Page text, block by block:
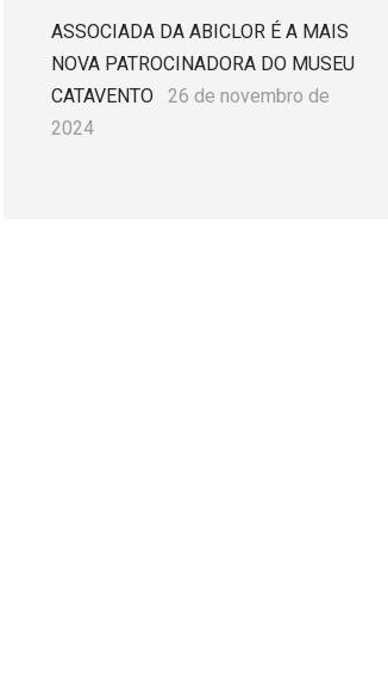
ASSOCIADA DA ABICLOR É A MAIS
NOVA PATROCINADORA DO MUSEU
CATAVENTO
26 de novembro de
2024